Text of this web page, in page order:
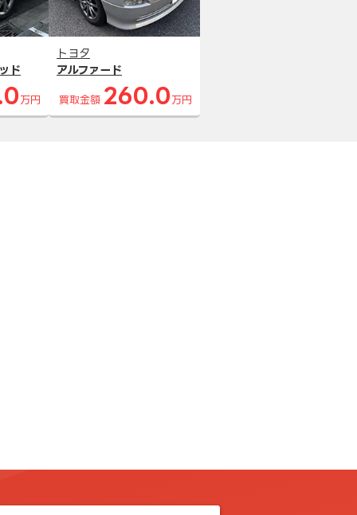
ド
万円
トヨタ
アルファード
買取金額 260.0 万円